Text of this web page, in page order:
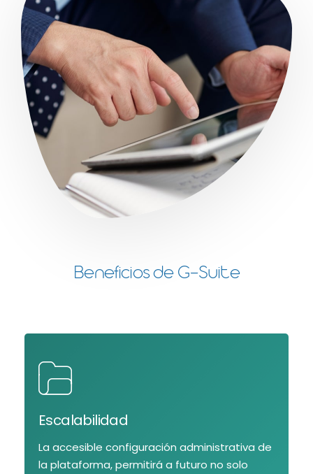
Beneficios de G-Suite
Escalabilidad
La accesible configuración administrativa de
la plataforma, permitirá a futuro no solo